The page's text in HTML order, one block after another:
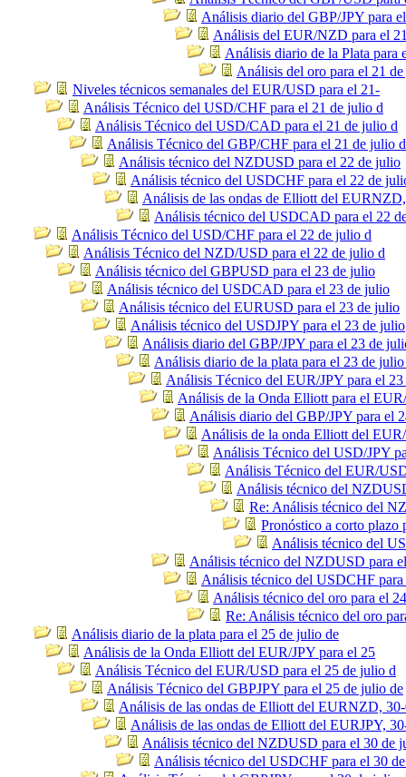
Análisis diario del GBP/JPY para
Análisis del EUR/NZD para el
Análisis diario de la Plata para
Análisis del oro para el 21
Niveles técnicos semanales del EUR/USD para el 21-
Análisis Técnico del USD/CHF para el 21 de julio d
Análisis Técnico del USD/CAD para el 21 de julio d
Análisis Técnico del GBP/CHF para el 21 de julio d
Análisis técnico del NZDUSD para el 22 de julio
Análisis técnico del USDCHF para el 22 de
Análisis de las ondas de Elliott del
Análisis técnico del USDCAD para el 22
Análisis Técnico del USD/CHF para el 22 de julio d
Análisis Técnico del NZD/USD para el 22 de julio d
Análisis técnico del GBPUSD para el 23 de julio
Análisis técnico del USDCAD para el 23 de julio
Análisis técnico del EURUSD para el 23 de julio
Análisis técnico del USDJPY para el 23 de julio
Análisis diario del GBP/JPY para el 23 de
Análisis diario de la plata para el 23 de
Análisis Técnico del EUR/JPY para el
Análisis de la Onda Elliott para el
Análisis diario del GBP/JPY para el
Análisis de la onda Elliott del
Análisis Técnico del USD/JPY
Análisis Técnico del EUR/
Análisis técnico del
Re: Análisis técnico del
Pronóstico a corto
Análisis técnico del
Análisis técnico del NZDUSD para
Análisis técnico del USDCHF
Análisis técnico del oro para el
Re: Análisis técnico del oro
Análisis diario de la plata para el 25 de julio de
Análisis de la Onda Elliott del EUR/JPY para el 25
Análisis Técnico del EUR/USD para el 25 de julio d
Análisis Técnico del GBPJPY para el 25 de julio de
Análisis de las ondas de Elliott del EURNZD,
Análisis de las ondas de Elliott del EURJPY,
Análisis técnico del NZDUSD para el 30 de
Análisis técnico del USDCHF para el 30